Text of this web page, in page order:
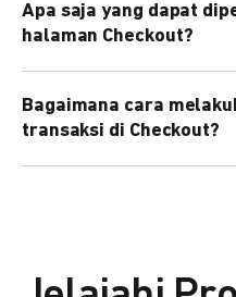
PHP, Node.js, Go, dll).
Apa saja yang dapat
halaman Checkout?
preferensi bahasa, dan
kebutuhan brand Anda.
Bagaimana cara
transaksi di Checkout?